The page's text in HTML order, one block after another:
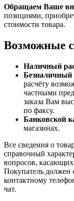
Обращаем Ваше
позициями,
стоимости товара.
Возможные
Наличный
Безналичный
расчёту
частными
заказа Вам
по факсу.
Банковской
магазинах.
Все сведения о
справочный
вопросов,
Покупатель должен
контактному
чат.